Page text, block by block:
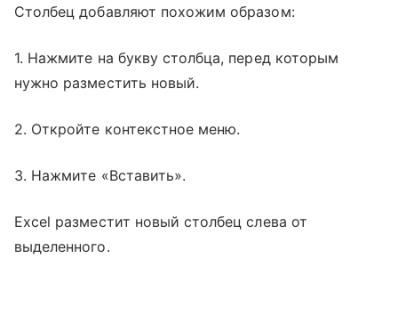
Столбец добавляют похожим образом:
1. Нажмите на букву столбца, перед которым
нужно разместить новый.
2. Откройте контекстное меню.
3. Нажмите «Вставить».
Excel разместит новый столбец слева от
выделенного.